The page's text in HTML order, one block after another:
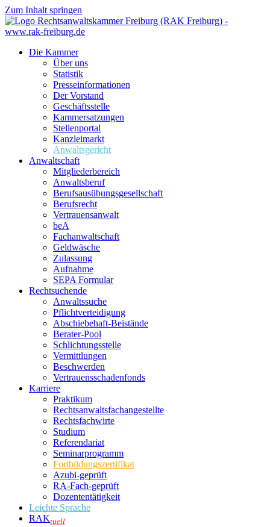
Zum Inhalt springen
Die Kammer
Über uns
Statistik
Presseinformationen
Der Vorstand
Geschäftsstelle
Kammersatzungen
Stellenportal
Kanzleimarkt
Anwaltsgericht
Anwaltschaft
Mitgliederbereich
Anwaltsberuf
Berufsausübungs­gesellschaft
Berufsrecht
Vertrauensanwalt
beA
Fachanwaltschaft
Geldwäsche
Zulassung
Aufnahme
SEPA Formular
Rechtsuchende
Anwaltssuche
Pflichtverteidigung
Abschiebehaft-Beistände
Berater-Pool
Schlichtungsstelle
Vermittlungen
Beschwerden
Vertrauensschadenfonds
Karriere
Praktikum
Rechtsanwalts­fachangestellte
Rechtsfachwirte
Studium
Referendariat
Seminarprogramm
Fortbildungszertifikat
Azubi-geprüft
RA-Fach-geprüft
Dozententätigkeit
Leichte Sprache
RAKtuell